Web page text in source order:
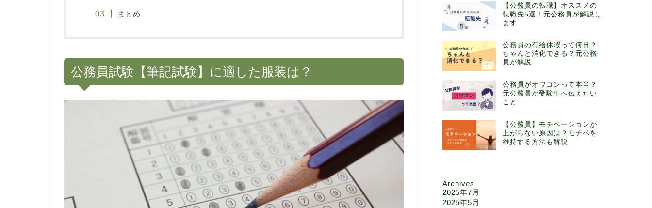
まとめ
公務員試験【筆記試験】に適した服装は？
【公務員の転職】オススメの
転職先5選！元公務員が解説し
ます
公務員の有給休暇って何日？
ちゃんと消化できる？元公務
員が解説
公務員がオワコンって本当？
元公務員が受験生へ伝えたい
こと
【公務員】モチベーションが
上がらない原因は？モチベを
維持する方法も解説
Archives
2025年7月
2025年5月